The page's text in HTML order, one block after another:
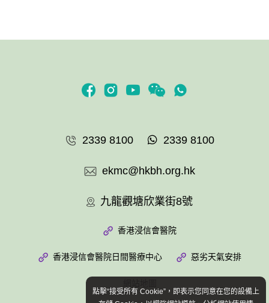
2339 8100 2339 8100
ekmc@hkbh.org.hk
九龍觀塘欣業街8號
香港浸信會醫院
香港浸信會醫院日間醫療中心 惡劣天氣安排
點擊“接受所有 Cookie”，即表示您同意在您的設備上